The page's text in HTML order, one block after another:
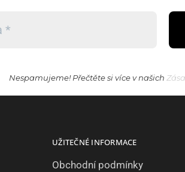
Nespamujeme! Přečtěte si více v našich
UŽITEČNÉ INFORMACE
Obchodní podmínky